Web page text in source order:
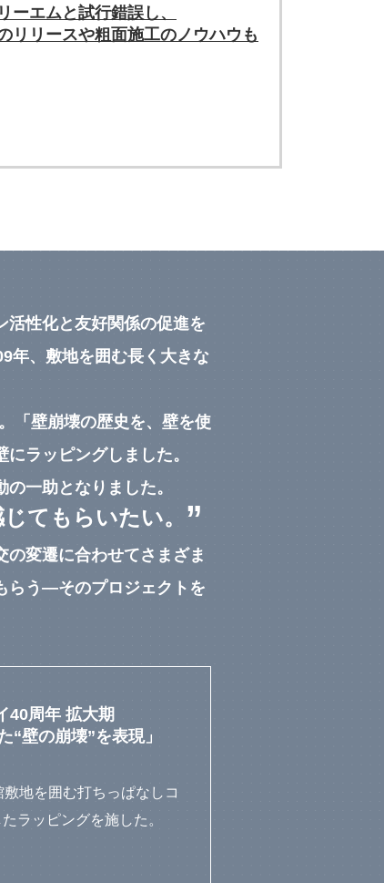
ーエムと試行錯誤し、
リリースや粗面施工のノウハウも
活性化と友好関係の促進を
年、敷地を囲む長く大きな
「壁崩壊の歴史を、壁を使
ラッピングしました。
一助となりました。
てもらいたい。 ”
変遷に合わせてさまざま
らう—そのプロジェクトを
40周年 拡大期
“壁の崩壊”を表現」
地を囲む打ちっぱなしコ
ラッピングを施した。